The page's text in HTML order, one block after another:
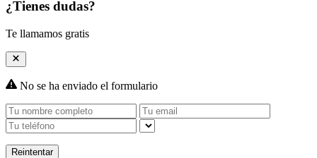
¿Tienes dudas?
Te llamamos gratis
No se ha enviado el formulario
Reintentar